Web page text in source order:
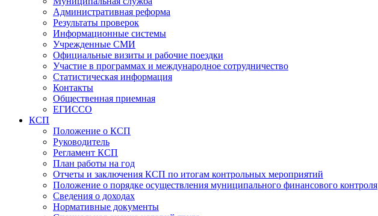
Административная реформа
Результаты проверок
Информационные системы
Учрежденные СМИ
Официальные визиты и рабочие поездки
Участие в программах и международное сотрудничество
Статистическая информация
Контакты
Общественная приемная
ЕГИССО
КСП
Положение о КСП
Руководитель
Регламент КСП
План работы на год
Отчеты и заключения КСП по итогам контрольных мероприятий
Положение о порядке осуществления муниципального финансового контроля
Сведения о доходах
Нормативные документы